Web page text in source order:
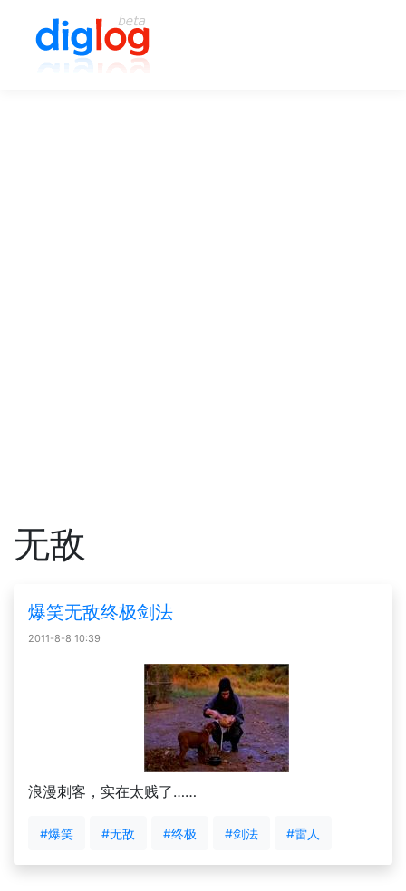
无敌
爆笑无敌终极剑法
2011-8-8 10:39
浪漫刺客，实在太贱了……
#爆笑 #无敌 #终极 #剑法 #雷人